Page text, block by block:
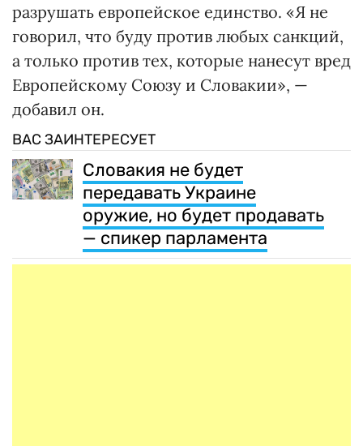
разрушать европейское единство. «Я не
говорил, что буду против любых санкций,
а только против тех, которые нанесут вред
Европейскому Союзу и Словакии», —
добавил он.
ВАС ЗАИНТЕРЕСУЕТ
Словакия не будет
передавать Украине
оружие, но будет продавать
— спикер парламента